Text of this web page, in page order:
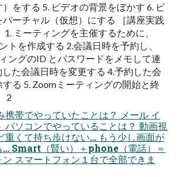
をする 5. ビデオの背景をぼかす 6. ビ
ーチャル（仮想）にする ［講座実践
1. ミーティングを主催するために、
トを作成する 2.会議日時を予約し、
ングのID とパスワードをメモして連
た会議日時を変更する 4.予約した会
る 5. Zoomミーティングの開始と終
2
携帯でやっていたことは？ メール イ
パソコンでやっていることは？ 動画視
重くて持ち歩けない… もう少し画面が
… Smart（賢い）＋phone（電話）＝
スマートフォン１台で全部できま